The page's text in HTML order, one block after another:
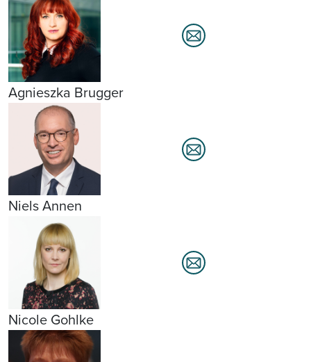
Agnieszka Brugger
Niels Annen
Nicole Gohlke